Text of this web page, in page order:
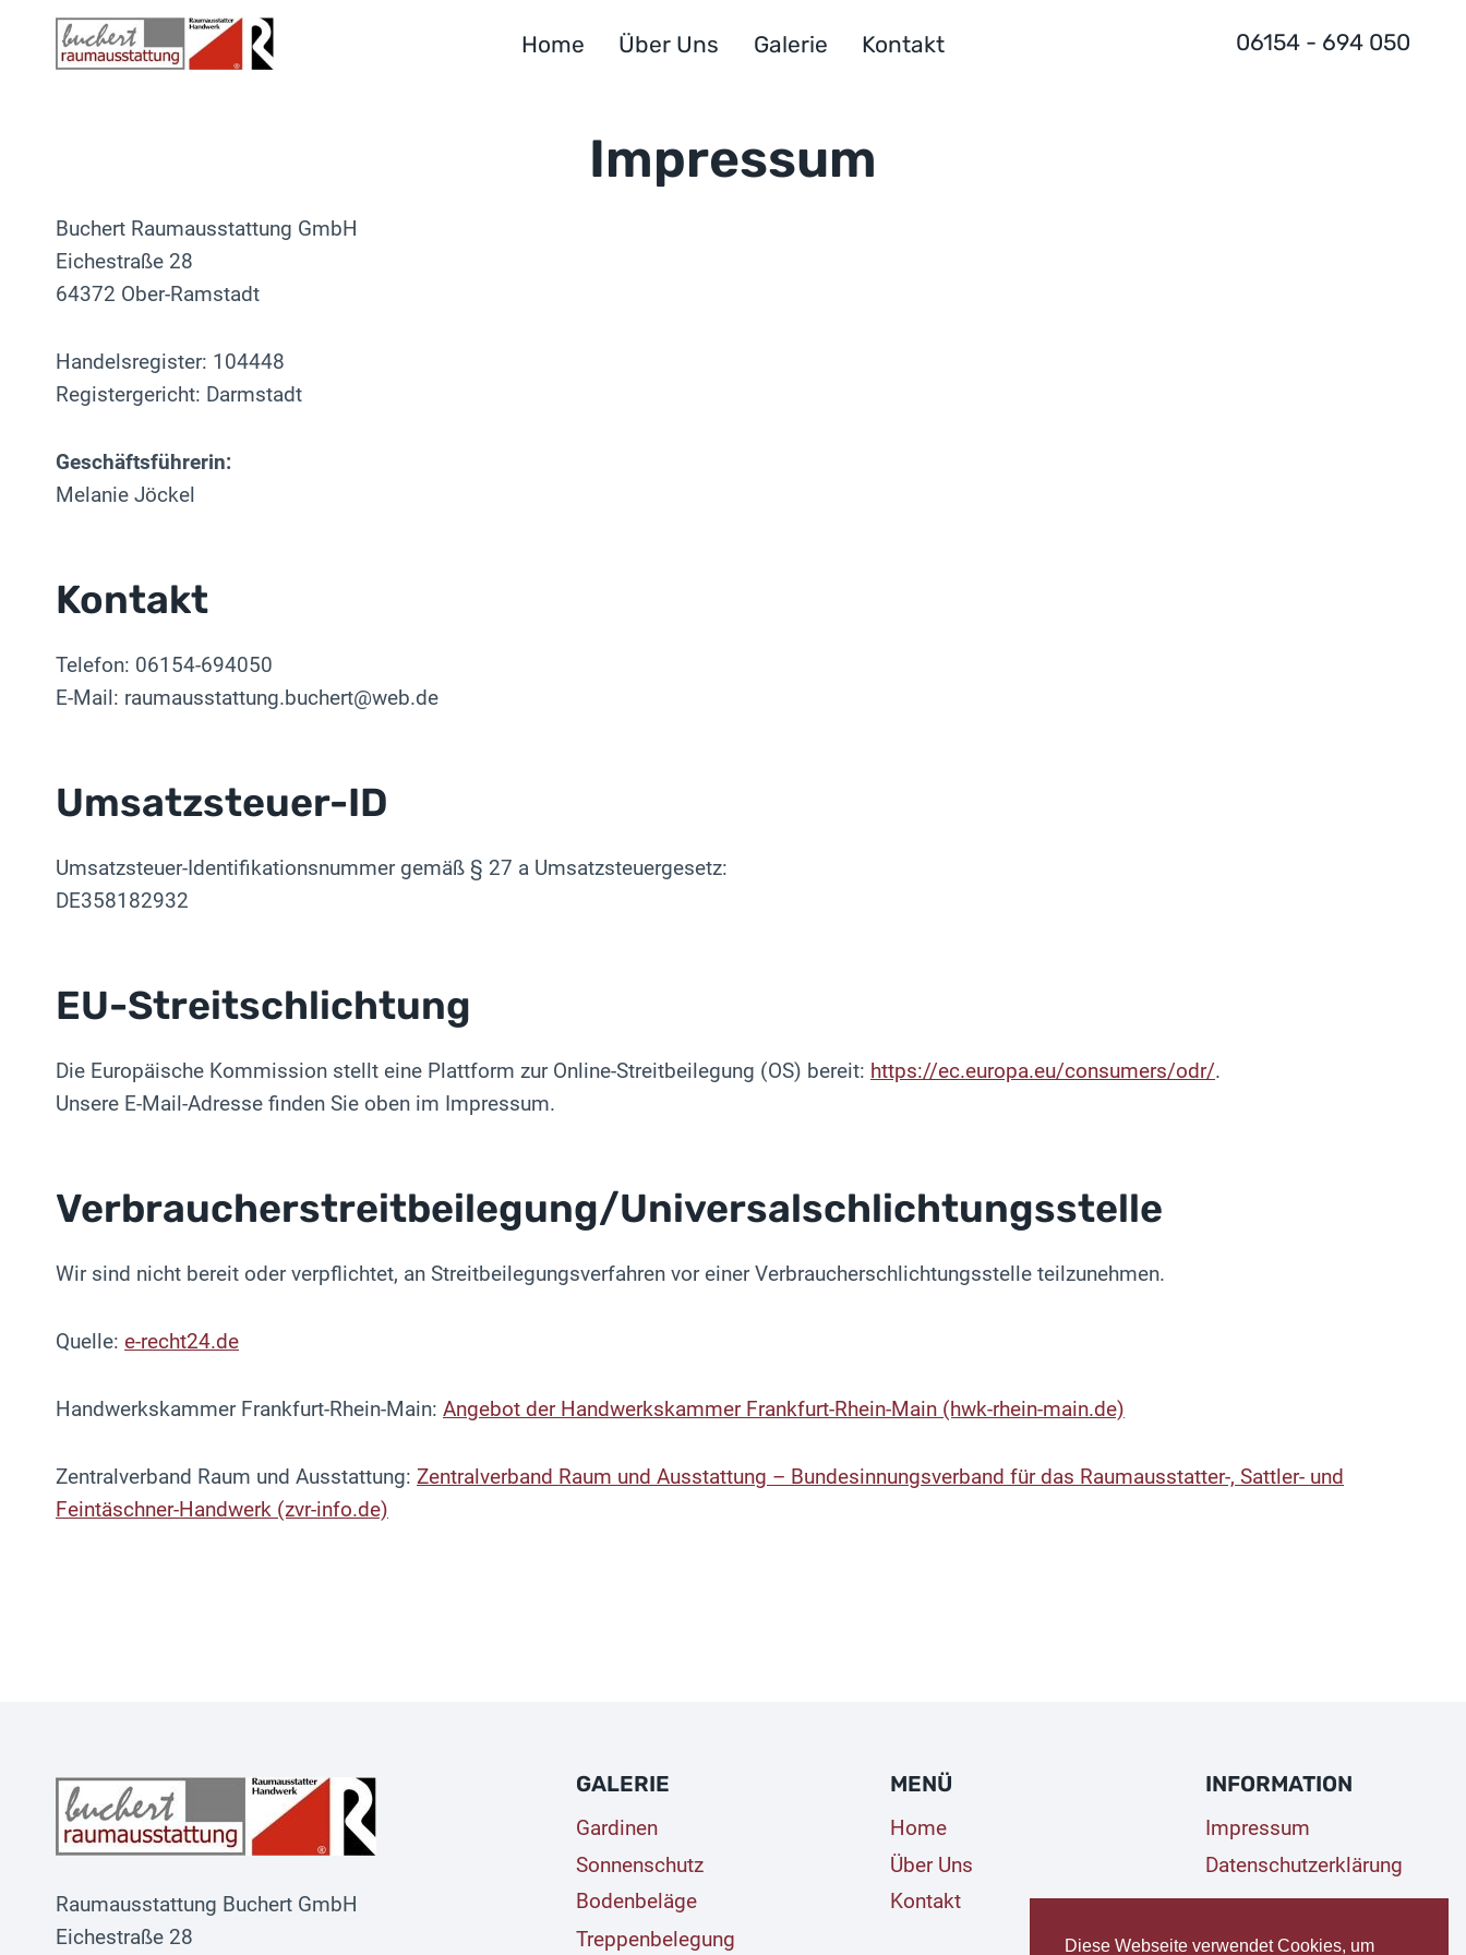
Diese Webseite verwendet Cookies, um
Home Über Uns Galerie Kontakt 06154 - 694 050
Impressum
Buchert Raumausstattung GmbH
Eichestraße 28
64372 Ober-Ramstadt
Handelsregister: 104448
Registergericht: Darmstadt
Geschäftsführerin:
Melanie Jöckel
Kontakt
Telefon: 06154-694050
E-Mail: raumausstattung.buchert@web.de
Umsatzsteuer-ID
Umsatzsteuer-Identifikationsnummer gemäß § 27 a Umsatzsteuergesetz:
DE358182932
EU-Streitschlichtung
Die Europäische Kommission stellt eine Plattform zur Online-Streitbeilegung (OS) bereit: https://ec.europa.eu/consumers/odr/.
Unsere E-Mail-Adresse finden Sie oben im Impressum.
Verbraucher­streit­beilegung/Universal­schlichtungs­stelle
Wir sind nicht bereit oder verpflichtet, an Streitbeilegungsverfahren vor einer Verbraucherschlichtungsstelle teilzunehmen.
Quelle: e-recht24.de
Handwerkskammer Frankfurt-Rhein-Main: Angebot der Handwerkskammer Frankfurt-Rhein-Main (hwk-rhein-main.de)
Zentralverband Raum und Ausstattung: Zentralverband Raum und Ausstattung – Bundesinnungsverband für das Raumausstatter-, Sattler- und
Feintäschner-Handwerk (zvr-info.de)
Raumausstattung Buchert GmbH
Eichestraße 28
GALERIE
Gardinen
Sonnenschutz
Bodenbeläge
Treppenbelegung
MENÜ
Home
Über Uns
Kontakt
INFORMATION
Impressum
Datenschutzerklärung